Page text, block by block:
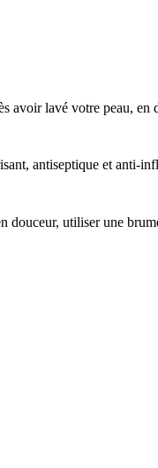
avoir lavé votre peau, en
antiseptique et anti-
douceur, utiliser une